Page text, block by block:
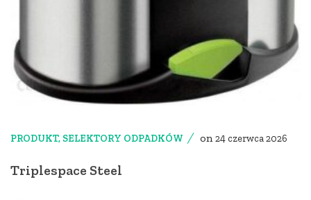
PRODUKT, SELEKTORY ODPADKÓW on24 czerwca 2026
Triplespace Steel